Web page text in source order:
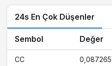
24s En Çok Düşenler
Sembol Değer
CC 0,087265